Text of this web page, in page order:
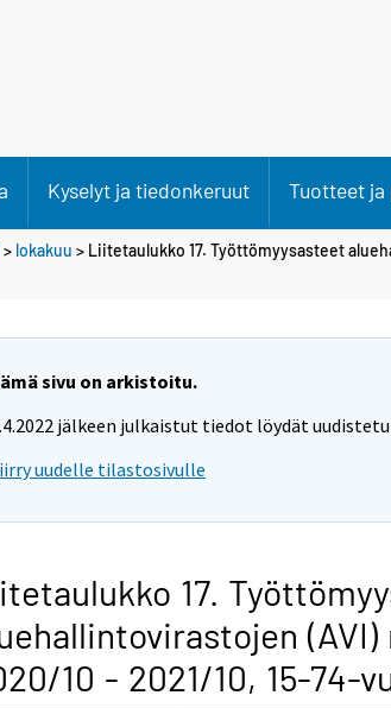
Kyselyt ja tiedonkeruut Tuotteet ja
> lokakuu > Liitetaulukko 17. Työttömyysasteet
sivu on arkistoitu.
jälkeen julkaistut tiedot löydät
uudelle tilastosivulle
17.
(AVI)
10 - 2021/10, 15-74-